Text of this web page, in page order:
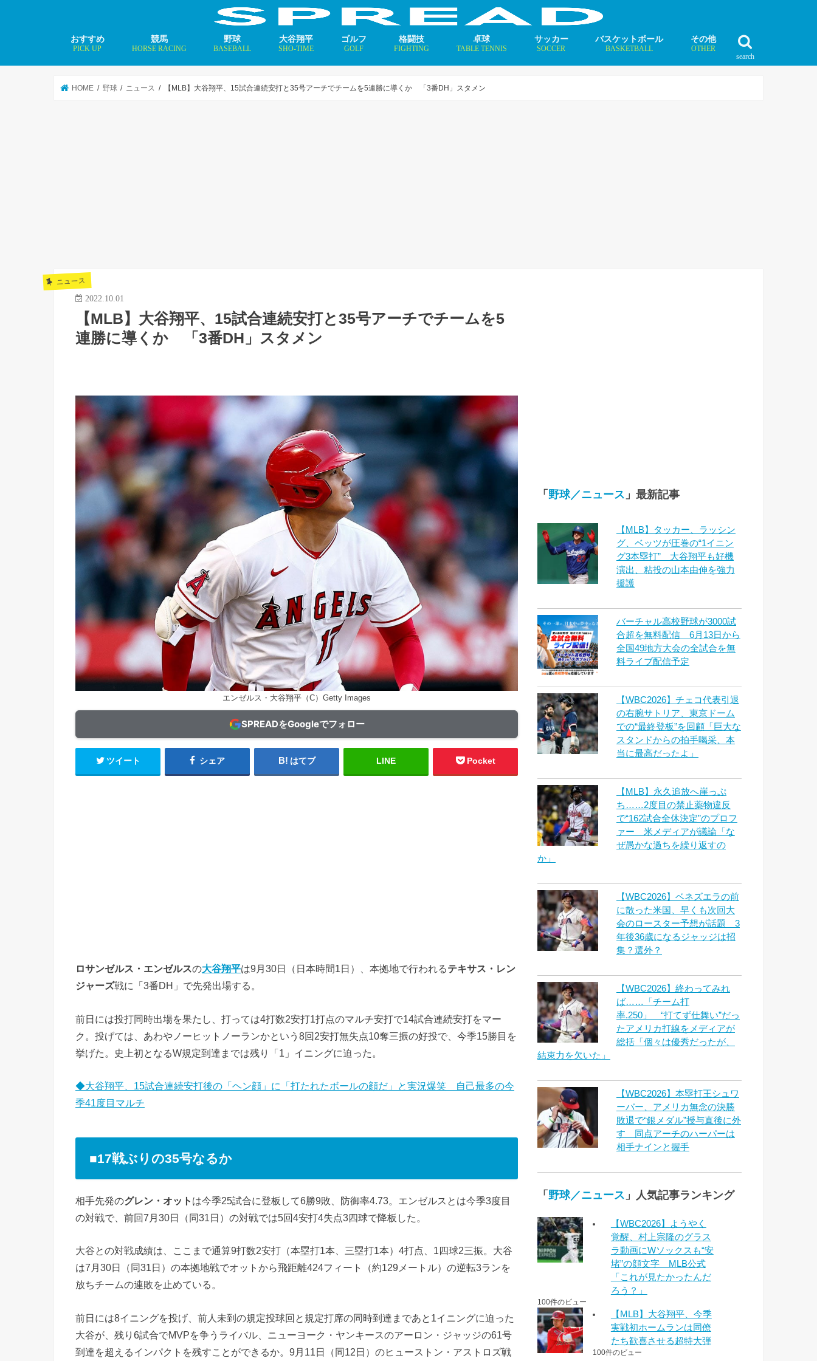
search
おすすめ
PICK UP
競馬
HORSE RACING
野球
BASEBALL
大谷翔平
SHO-TIME
ゴルフ
GOLF
格闘技
FIGHTING
卓球
TABLE TENNIS
サッカー
SOCCER
バスケットボール
BASKETBALL
その他
OTHER
HOME 野球 ニュース 【MLB】大谷翔平、15試合連続安打と35号アーチでチームを5連勝に導くか 「3番DH」スタメン
ニュース
2022.10.01
【MLB】大谷翔平、15試合連続安打と35号アーチでチームを5
連勝に導くか 「3番DH」スタメン
エンゼルス・大谷翔平（C）Getty Images
SPREADをGoogleでフォロー
ツイート シェア はてブ LINE Pocket
ロサンゼルス・エンゼルスの大谷翔平は9月30日（日本時間1日）、本拠地で行われるテキサス・レン
ジャーズ戦に「3番DH」で先発出場する。
前日には投打同時出場を果たし、打っては4打数2安打1打点のマルチ安打で14試合連続安打をマー
ク。投げては、あわやノーヒットノーランかという8回2安打無失点10奪三振の好投で、今季15勝目を
挙げた。史上初となるW規定到達までは残り「1」イニングに迫った。
◆大谷翔平、15試合連続安打後の「ヘン顔」に「打たれたボールの顔だ」と実況爆笑 自己最多の今
季41度目マルチ
■17戦ぶりの35号なるか
相手先発のグレン・オット は今季25試合に登板して6勝9敗、防御率4.73。エンゼルスとは今季3度目
の対戦で、前回7月30日（同31日）の対戦では5回4安打4失点3四球で降板した。
大谷との対戦成績は、ここまで通算9打数2安打（本塁打1本、三塁打1本）4打点、1四球2三振。大谷
は7月30日（同31日）の本拠地戦でオットから飛距離424フィート（約129メートル）の逆転3ランを
放ちチームの連敗を止めている。
前日には8イニングを投げ、前人未到の規定投球回と規定打席の同時到達まであと1イニングに迫った
大谷が、残り6試合でMVPを争うライバル、ニューヨーク・ヤンキースのアーロン・ジャッジの61号
到達を超えるインパクトを残すことができるか。9月11日（同12日）のヒューストン・アストロズ戦
「 野球／ニュース 」最新記事
【MLB】タッカー、ラッシン
グ、ベッツが圧巻の“1イニン
グ3本塁打” 大谷翔平も好機
演出、粘投の山本由伸を強力
援護
バーチャル高校野球が3000試
合超を無料配信 6月13日から
全国49地方大会の全試合を無
料ライブ配信予定
【WBC2026】チェコ代表引退
の右腕サトリア、東京ドーム
での“最終登板”を回顧「巨大な
スタンドからの拍手喝采、本
当に最高だったよ」
【MLB】永久追放へ崖っぷ
ち……2度目の禁止薬物違反
で“162試合全休決定”のプロフ
ァー 米メディアが議論「な
ぜ愚かな過ちを繰り返すの
か」
【WBC2026】ベネズエラの前
に散った米国、早くも次回大
会のロースター予想が話題 3
年後36歳になるジャッジは招
集？選外？
【WBC2026】終わってみれ
ば……「チーム打
率.250」 “打てず仕舞い”だっ
たアメリカ打線をメディアが
総括「個々は優秀だったが、
結束力を欠いた」
【WBC2026】本塁打王シュワ
ーバー、アメリカ無念の決勝
敗退で“銀メダル”授与直後に外
す 同点アーチのハーパーは
相手ナインと握手
「 野球／ニュース 」人気記事ランキング
【WBC2026】ようやく
覚醒、村上宗隆のグラス
ラ動画にWソックスも“安
堵”の顔文字 MLB公式
「これが見たかったんだ
ろう？」
100件のビュー
【MLB】大谷翔平、今季
実戦初ホームランは同僚
たち歓喜させる超特大弾
100件のビュー